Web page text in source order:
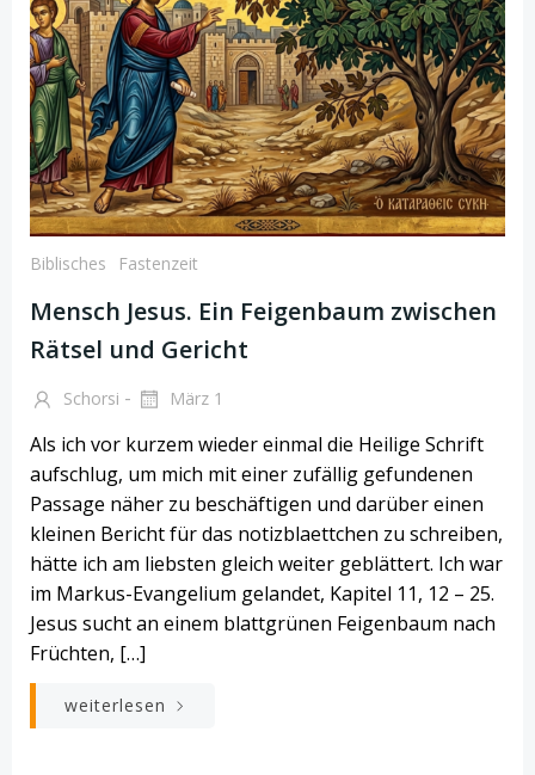
Biblisches Fastenzeit
Mensch Jesus. Ein Feigenbaum zwischen
Rätsel und Gericht
Schorsi - März 1
Als ich vor kurzem wieder einmal die Heilige Schrift
aufschlug, um mich mit einer zufällig gefundenen
Passage näher zu beschäftigen und darüber einen
kleinen Bericht für das notizblaettchen zu schreiben,
hätte ich am liebsten gleich weiter geblättert. Ich war
im Markus-Evangelium gelandet, Kapitel 11, 12 – 25.
Jesus sucht an einem blattgrünen Feigenbaum nach
Früchten, […]
weiterlesen